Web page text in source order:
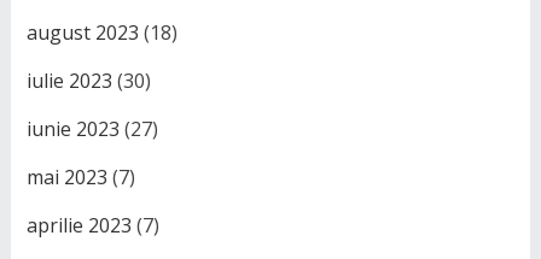
august 2023 (18)
iulie 2023 (30)
iunie 2023 (27)
mai 2023 (7)
aprilie 2023 (7)